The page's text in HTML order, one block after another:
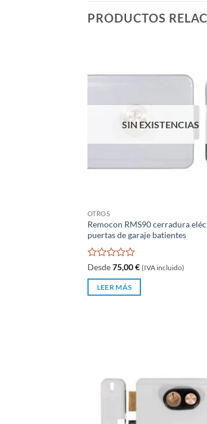
PRODUCTOS
SIN EXISTENCIAS
OTROS
Remocon RMS90 cerradura
puertas de garaje batientes
Valorado
de
Desde75,00€ (IVA incluido)
LEER MÁS